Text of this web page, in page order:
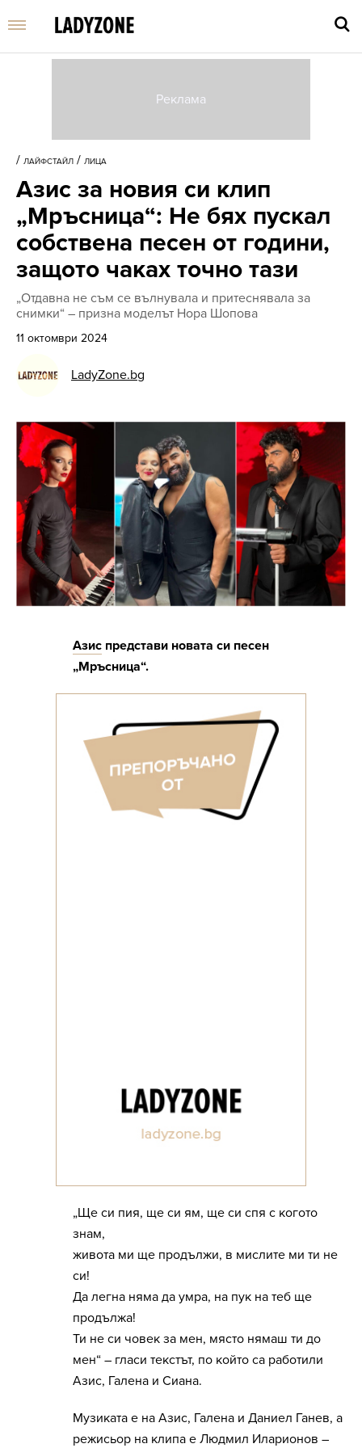
/ ЛАЙФСТАЙЛ / ЛИЦА
Азис за новия си клип
„Мръсница“: Не бях пускал
собствена песен от години,
защото чаках точно тази
„Отдавна не съм се вълнувала и притеснявала за
снимки“ – призна моделът Нора Шопова
11 октомври 2024
LadyZone.bg
Азис представи новата си песен
„Мръсница“.
„Ще си пия, ще си ям, ще си спя с когото
знам,
живота ми ще продължи, в мислите ми ти не
си!
Да легна няма да умра, на пук на теб ще
продължа!
Ти не си човек за мен, място нямаш ти до
мен“ – гласи текстът, по който са работили
Азис, Галена и Сиана.
Музиката е на Азис, Галена и Даниел Ганев, а
режисьор на клипа е Людмил Иларионов –